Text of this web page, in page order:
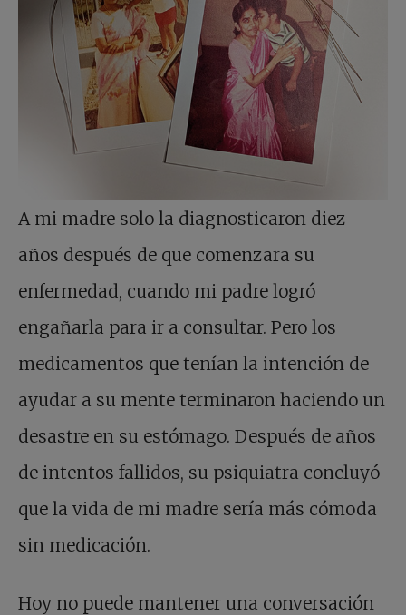
A mi madre solo la diagnosticaron diez
años después de que comenzara su
enfermedad, cuando mi padre logró
engañarla para ir a consultar. Pero los
medicamentos que tenían la intención de
ayudar a su mente terminaron haciendo un
desastre en su estómago. Después de años
de intentos fallidos, su psiquiatra concluyó
que la vida de mi madre sería más cómoda
sin medicación.
Hoy no puede mantener una conversación